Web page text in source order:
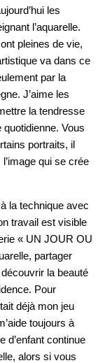
les
l’aquarelle.
pleines de vie,
va dans ce
par la
J’aime les
la tendresse
Vous
portraits, il
qui se crée
la technique avec
travail est visible
« UN JOUR OU
partager
la beauté
Pour
déjà mon jeu
toujours à
d’enfant continue
alors si vous